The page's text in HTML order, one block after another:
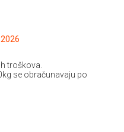
troškova.
se obračunavaju po